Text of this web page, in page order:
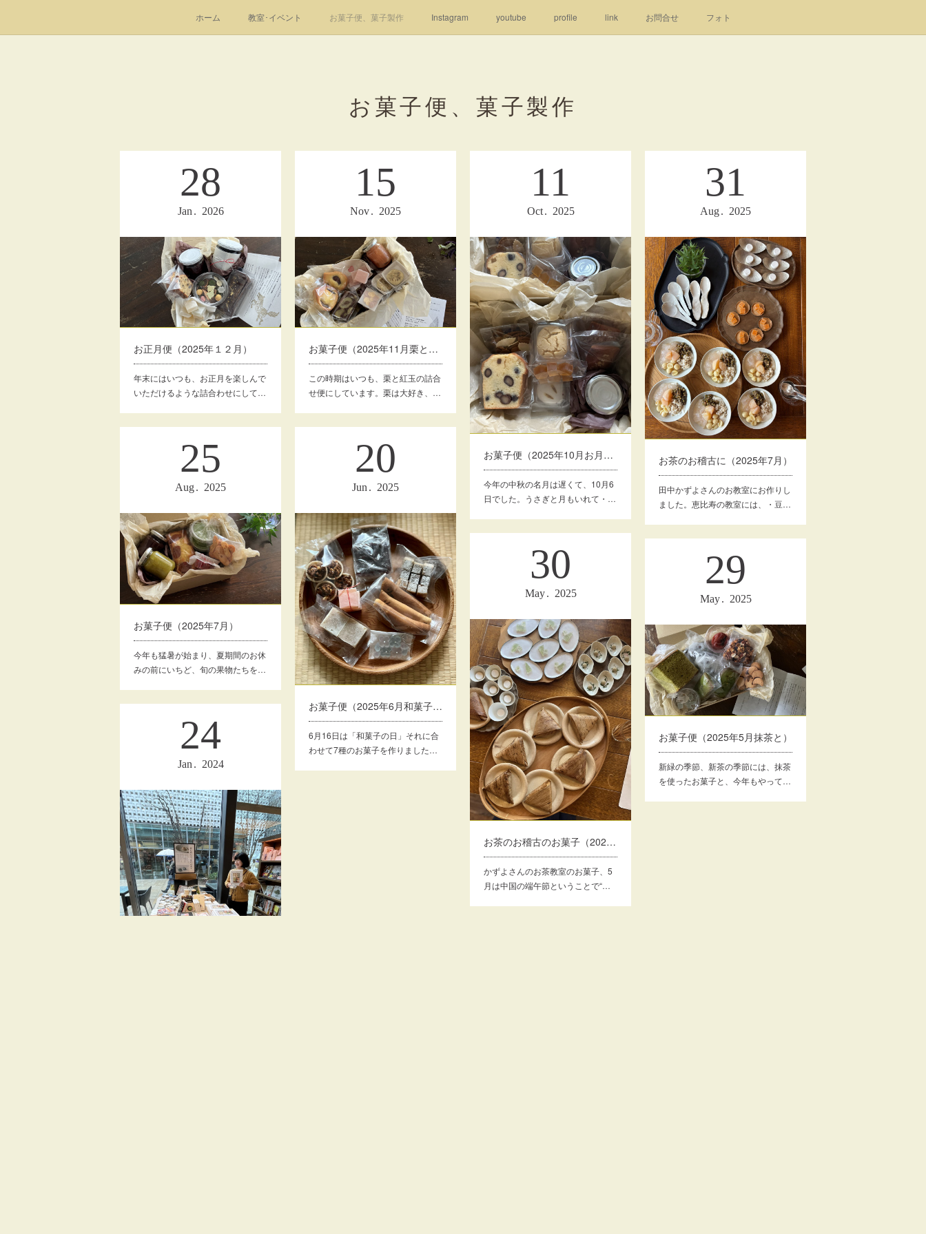
ホーム 教室･イベント お菓子便、菓子製作 Instagram youtube profile link お問合せ フォト
お菓子便、菓子製作
28
Jan 2026
お正月便（2025年１２月）
年末にはいつも、お正月を楽しんで
いただけるような詰合わせにして…
15
Nov 2025
お菓子便（2025年11月栗と紅玉）
この時期はいつも、栗と紅玉の詰合
せ便にしています。栗は大好き、…
11
Oct 2025
お菓子便（2025年10月お月見に）
今年の中秋の名月は遅くて、10月6
日でした。うさぎと月もいれて・…
31
Aug 2025
お茶のお稽古に（2025年7月）
田中かずよさんのお教室にお作りし
ました。恵比寿の教室には、・豆…
25
Aug 2025
お菓子便（2025年7月）
今年も猛暑が始まり、夏期間のお休
みの前にいちど、旬の果物たちを…
20
Jun 2025
お菓子便（2025年6月和菓子の日に）
6月16日は「和菓子の日」それに合
わせて7種のお菓子を作りました…
30
May 2025
お茶のお稽古のお菓子（2025年5月）
かずよさんのお茶教室のお菓子、5
月は中国の端午節ということで“…
29
May 2025
お菓子便（2025年5月抹茶と）
新緑の季節、新茶の季節には、抹茶
を使ったお菓子と、今年もやって…
24
Jan 2024